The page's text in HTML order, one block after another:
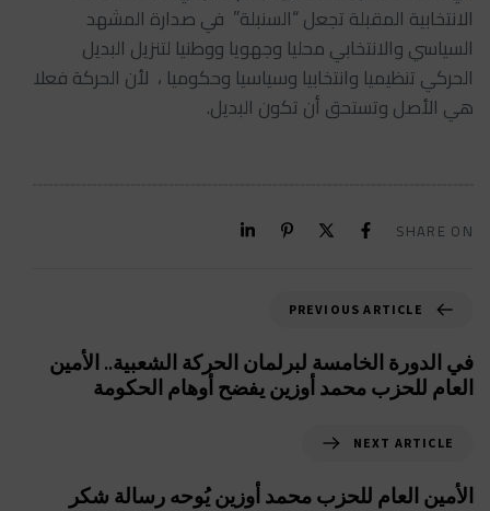
الانتخابية المقبلة تجعل “السنبلة” في صدارة المشهد
السياسي والانتخابي محليا وجهويا ووطنيا لتنزيل البديل
الحركي تنظيميا وانتخابيا وسياسيا وحكوميا ، لأن الحركة فعلا
هي الأصل وتستحق أن تكون البديل.
SHARE ON
PREVIOUS ARTICLE
في الدورة الخامسة لبرلمان الحركة الشعبية.. الأمين
العام للحزب محمد أوزين يفضح أوهام الحكومة
NEXT ARTICLE
الأمين العام للحزب محمد أوزين يُوحه رسالة شكر